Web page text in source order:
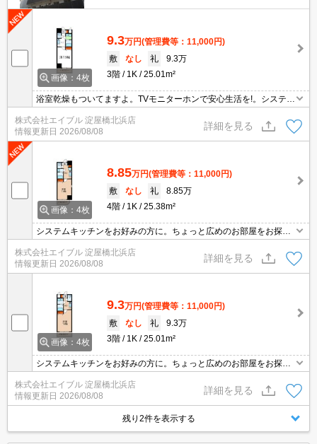
画像：4枚
9.3万円(管理費等：11,000円)
敷
なし 礼
9.3万
3階
1K 25.01m²
浴室乾燥もついてますよ。TVモニターホンで安心生活を!。システム
キッチンで料理もバッチリ!。
株式会社エイブル 淀屋橋北浜店
情報更新日 2026/08/08
詳細を見る
画像：4枚
8.85万円(管理費等：11,000円)
敷
なし 礼
8.85万
4階
1K 25.38m²
システムキッチンをお好みの方に。ちょっと広めのお部屋をお探し
のあなたへ。TVモニターホンで安心生活を!。
株式会社エイブル 淀屋橋北浜店
情報更新日 2026/08/08
詳細を見る
画像：4枚
9.3万円(管理費等：11,000円)
敷
なし 礼
9.3万
3階
1K 25.01m²
システムキッチンをお好みの方に。ちょっと広めのお部屋をお探し
のあなたへ。TVモニターホンで安心生活を!。
株式会社エイブル 淀屋橋北浜店
情報更新日 2026/08/08
詳細を見る
残り2件を表示する